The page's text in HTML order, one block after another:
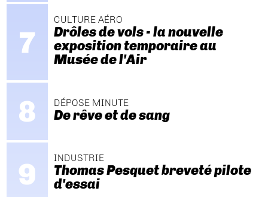
CULTURE AÉRO
Drôles de vols - la nouvelle
exposition temporaire au
Musée de l'Air
DÉPOSE MINUTE
De rêve et de sang
INDUSTRIE
Thomas Pesquet breveté pilote
d'essai